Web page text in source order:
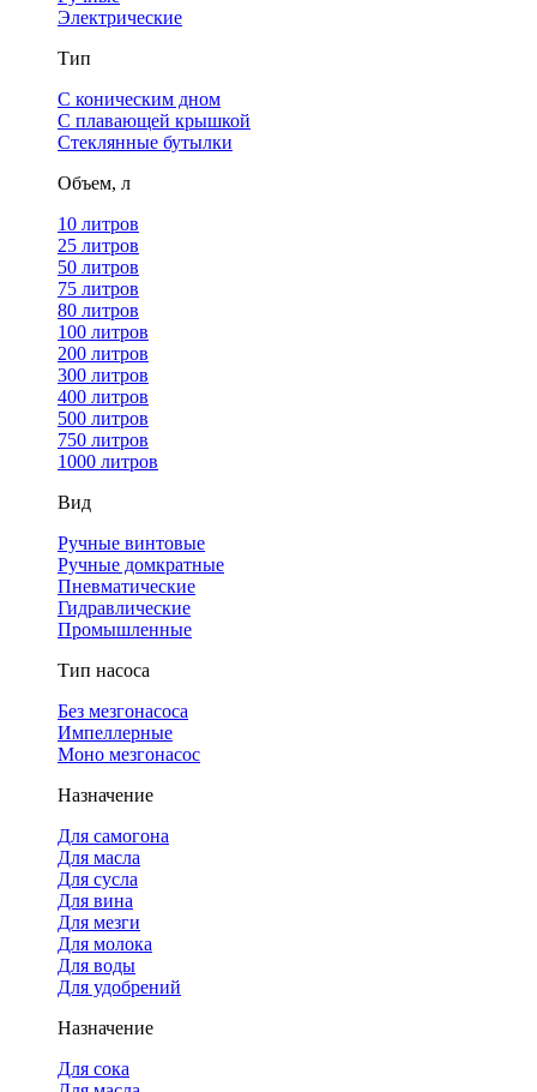
Электрические
Тип
С коническим дном
С плавающей крышкой
Стеклянные бутылки
Объем, л
10 литров
25 литров
50 литров
75 литров
80 литров
100 литров
200 литров
300 литров
400 литров
500 литров
750 литров
1000 литров
Вид
Ручные винтовые
Ручные домкратные
Пневматические
Гидравлические
Промышленные
Тип насоса
Без мезгонасоса
Импеллерные
Моно мезгонасос
Назначение
Для самогона
Для масла
Для сусла
Для вина
Для мезги
Для молока
Для воды
Для удобрений
Назначение
Для сока